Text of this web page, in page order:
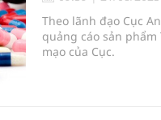
nghị của chuyên gia
y tế
bắt đầu từ trải nghiệm thực
Theo lãnh đạo Cục
quảng cáo sản
mạo của Cục.